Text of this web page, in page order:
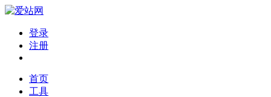
登录
注册
首页
工具